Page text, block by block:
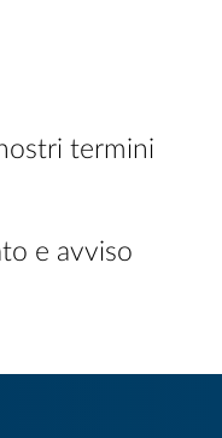
termini
e avviso